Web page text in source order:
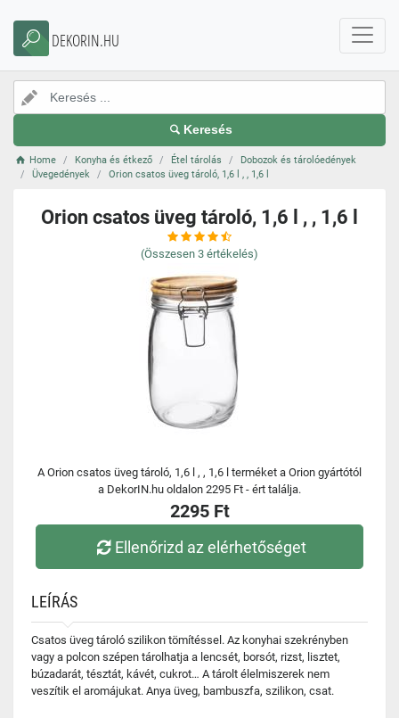
DEKORIN.HU
Keresés
Home Konyha és étkező Étel tárolás
Dobozok és tárolóedények
Üvegedények
Orion csatos üveg tároló, 1,6 l , , 1,6 l
Orion csatos üveg tároló, 1,6 l , , 1,6 l
(Összesen 3 értékelés)
A Orion csatos üveg tároló, 1,6 l , , 1,6 l terméket a Orion gyártótól
a DekorIN.hu oldalon 2295 Ft - ért találja.
2295 Ft
Ellenőrizd az elérhetőséget
LEÍRÁS
Csatos üveg tároló szilikon tömítéssel. Az konyhai szekrényben
vagy a polcon szépen tárolhatja a lencsét, borsót, rizst, lisztet,
búzadarát, tésztát, kávét, cukrot… A tárolt élelmiszerek nem
veszítik el aromájukat. Anya üveg, bambuszfa, szilikon, csat.